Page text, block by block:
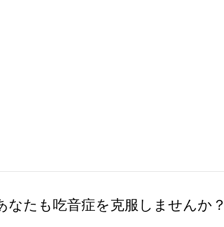
なたも吃音症を克服しませんか